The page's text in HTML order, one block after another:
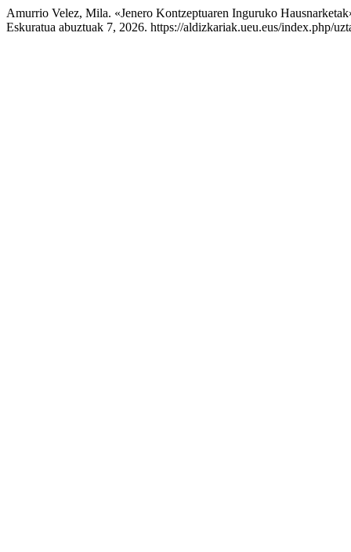
Amurrio Velez, Mila. «Jenero Kontzeptuaren Inguruko
Eskuratua abuztuak 7, 2026. https://aldizkariak.ueu.eus/index.php/